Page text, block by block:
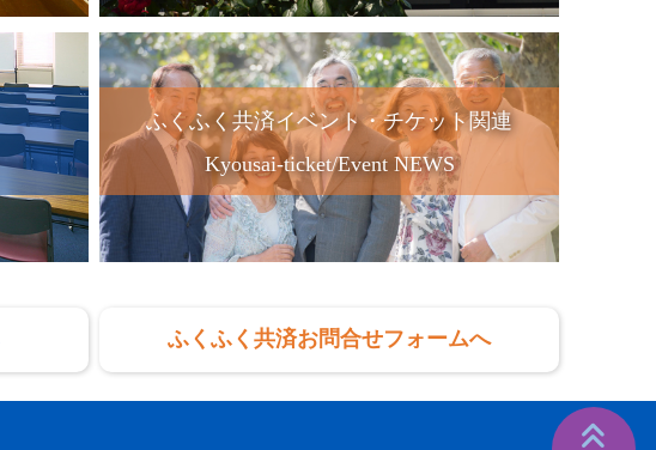
ふくふく共済イベント・チケット関連
Kyousai-ticket/Event NEWS
ふくふく共済お問合せフォームへ